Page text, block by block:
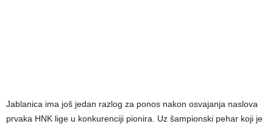
Jablanica ima još jedan razlog za ponos nakon osvajanja naslova
prvaka HNK lige u konkurenciji pionira. Uz šampionski pehar koji je